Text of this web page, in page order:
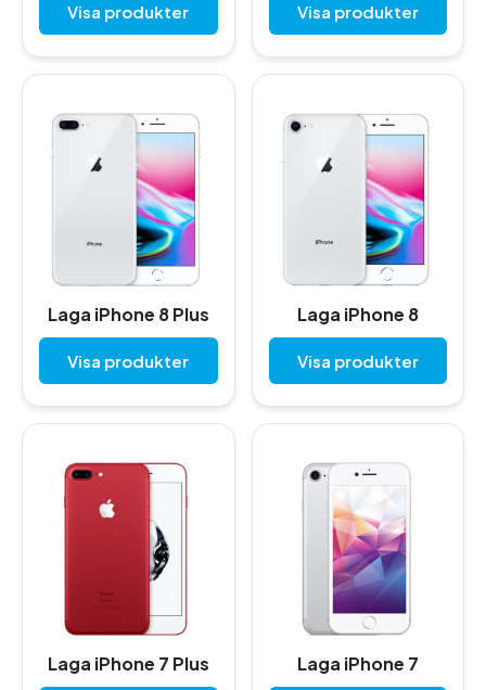
Visa produkter Visa produkter
Laga iPhone 8 Plus
Visa produkter
Laga iPhone 8
Visa produkter
Laga iPhone 7 Plus Laga iPhone 7